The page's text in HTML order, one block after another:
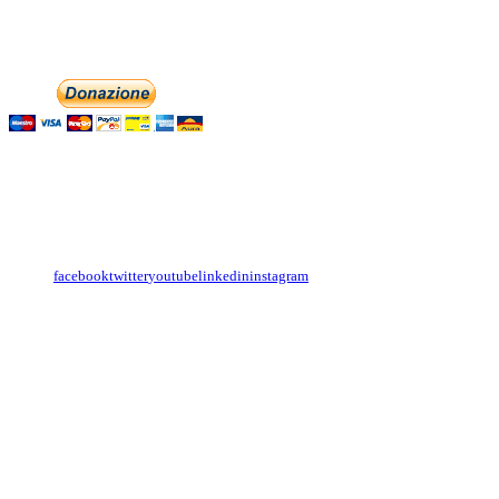
facebooktwitteryoutubelinkedininstagram
English
Italiano